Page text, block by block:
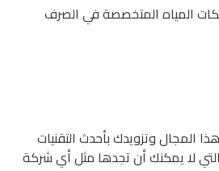
المياه المتخصصة في الصرف
المجال وتزويدك بأحدث التقنيات
لا يمكنك أن تجدها مثل أي شركة